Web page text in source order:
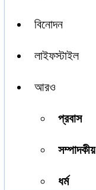
বিনোদন
লাইফস্টাইল
আরও
প্রবাস
সম্পাদকীয়
ধর্ম